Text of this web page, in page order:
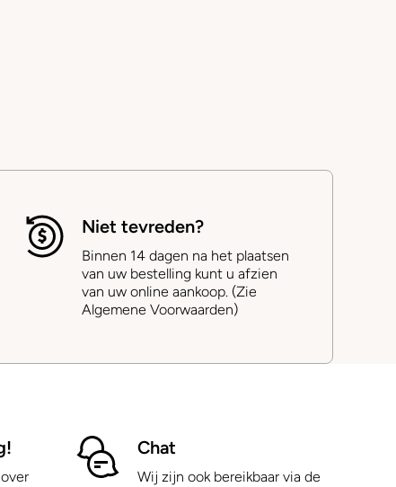
Niet tevreden?
Binnen 14 dagen na het plaatsen
van uw bestelling kunt u afzien
van uw online aankoop. (Zie
Algemene Voorwaarden)
Chat
Wij zijn ook bereikbaar via de